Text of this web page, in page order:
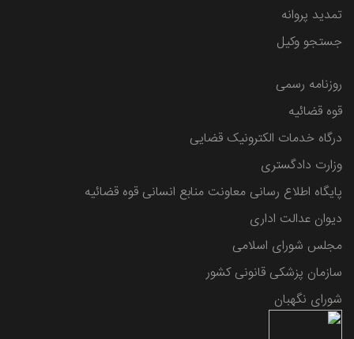
تمدید پروانه
جستجو وکیل
روزنامه رسمی
قوه قضائیه
درگاه خدمات الکترونیک قضایی
وزارت دادگستری
پایگاه اطلاع رسانی معاونت منابع انسانی قوه قضائیه
دیوان عدالت اداری
مجلس شورای اسلامی
سازمان پزشکی قانونی کشور
شورای نگهبان